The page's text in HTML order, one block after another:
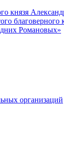
князя
благоверного
Романовых»
организаций